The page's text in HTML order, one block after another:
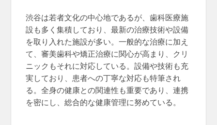
渋谷は若者文化の中心地であるが、歯科医療施
設も多く集積しており、最新の治療技術や設備
を取り入れた施設が多い。一般的な治療に加え
て、審美歯科や矯正治療に関心が高まり、クリ
ニックもそれに対応している。設備や技術も充
実しており、患者への丁寧な対応も特筆され
る。全身の健康との関連性も重要であり、連携
を密にし、総合的な健康管理に努めている。